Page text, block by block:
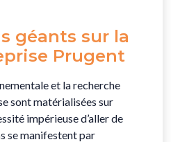
géants sur la
Prugent
et la recherche
sont matérialisées sur
impérieuse d’aller de
se manifestent par